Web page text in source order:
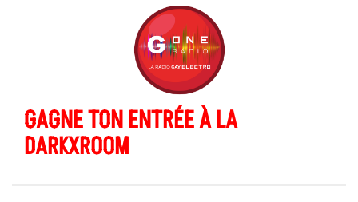
GAGNE TON ENTRÉE À LA
DARKXROOM